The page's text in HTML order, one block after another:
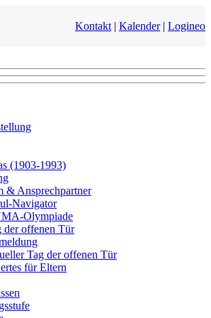
Kontakt | Kalender| Logineo
(1903-1993)
& Ansprechpartner
Navigator
Olympiade
der offenen Tür
Tag der offenen Tür
für Eltern